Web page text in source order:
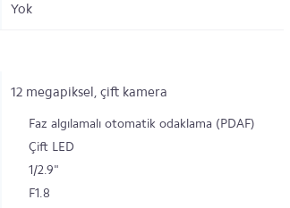
Yok
12 megapiksel, çift kamera
Faz algılamalı otomatik odaklama (PDAF)
Çift LED
1/2.9"
F1.8